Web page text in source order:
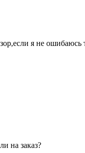
я не
на заказ?